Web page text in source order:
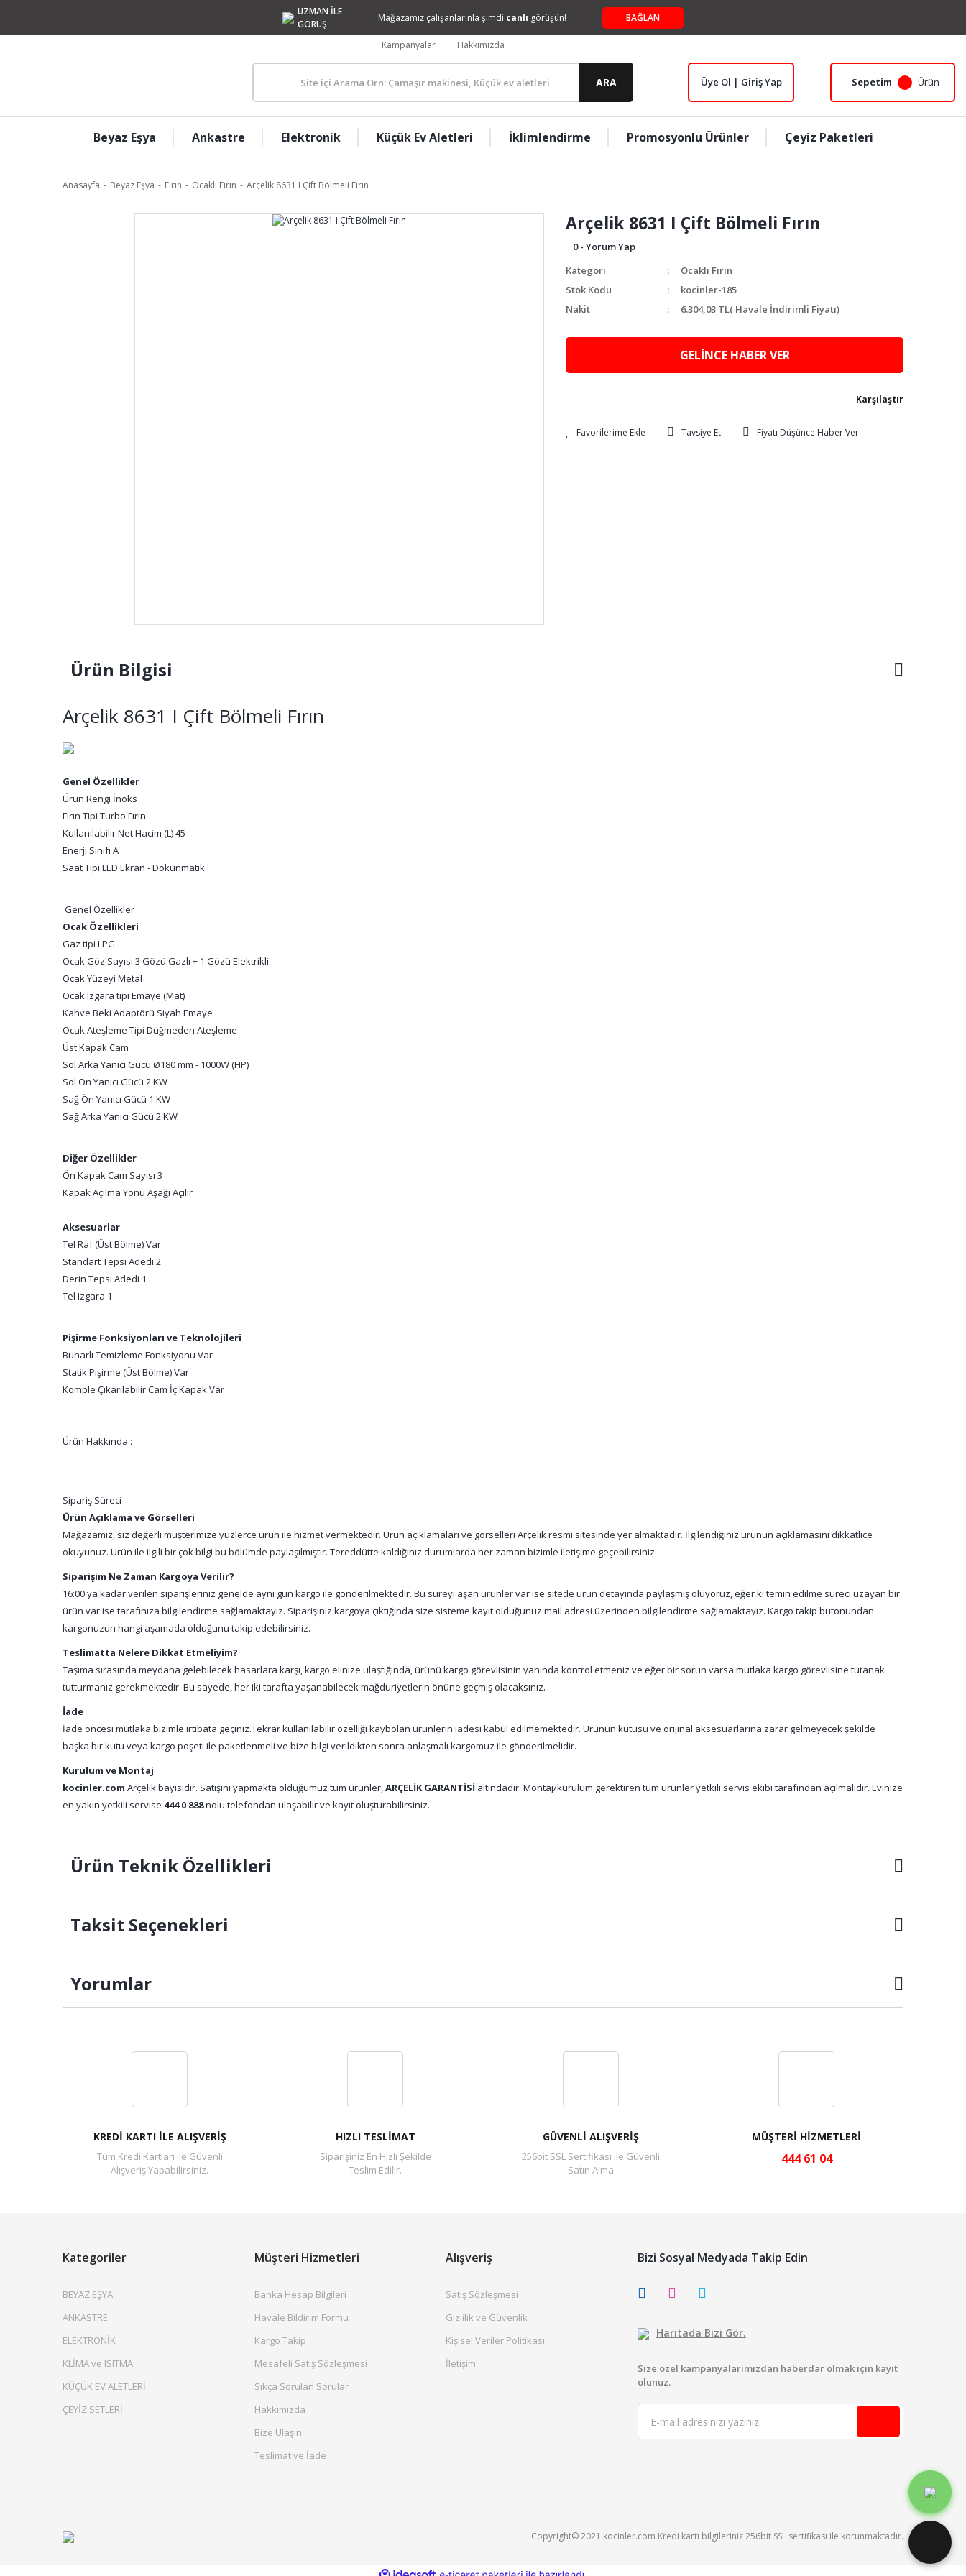
UZMAN İLE
GÖRÜŞ
Mağazamız çalışanlarınla şimdi canlı görüşün! BAĞLAN
Kampanyalar Hakkımızda
ARA Üye Ol | Giriş Yap Sepetim Ürün
Beyaz Eşya Ankastre Elektronik Küçük Ev Aletleri İklimlendirme Promosyonlu Ürünler Çeyiz Paketleri
Anasayfa Beyaz Eşya Fırın Ocaklı Fırın Arçelik 8631 I Çift Bölmeli Fırın
Arçelik 8631 I Çift Bölmeli Fırın
0 - Yorum Yap
Kategori
Ocaklı Fırın
Stok Kodu
kocinler-185
Nakit
6.304,03 TL( Havale İndirimli Fiyatı)
GELİNCE HABER VER
Karşılaştır
Tavsiye Et Fiyatı Düşünce Haber Ver
Ürün Bilgisi
Arçelik 8631 I Çift Bölmeli Fırın
Genel Özellikler
Ürün Rengi İnoks
Fırın Tipi Turbo Fırın
Kullanılabilir Net Hacim (L) 45
Enerji Sınıfı A
Saat Tipi LED Ekran - Dokunmatik
Genel Özellikler
Ocak Özellikleri
Gaz tipi LPG
Ocak Göz Sayısı 3 Gözü Gazlı + 1 Gözü Elektrikli
Ocak Yüzeyi Metal
Ocak Izgara tipi Emaye (Mat)
Kahve Beki Adaptörü Siyah Emaye
Ocak Ateşleme Tipi Düğmeden Ateşleme
Üst Kapak Cam
Sol Arka Yanıcı Gücü Ø180 mm - 1000W (HP)
Sol Ön Yanıcı Gücü 2 KW
Sağ Ön Yanıcı Gücü 1 KW
Sağ Arka Yanıcı Gücü 2 KW
Diğer Özellikler
Ön Kapak Cam Sayısı 3
Kapak Açılma Yönü Aşağı Açılır
Aksesuarlar
Tel Raf (Üst Bölme) Var
Standart Tepsi Adedi 2
Derin Tepsi Adedi 1
Tel Izgara 1
Pişirme Fonksiyonları ve Teknolojileri
Buharlı Temizleme Fonksiyonu Var
Statik Pişirme (Üst Bölme) Var
Komple Çıkarılabilir Cam İç Kapak Var
Ürün Hakkında :
Sipariş Süreci
Ürün Açıklama ve Görselleri
Mağazamız, siz değerli müşterimize yüzlerce ürün ile hizmet vermektedir. Ürün açıklamaları ve görselleri Arçelik resmi sitesinde yer almaktadır. İlgilendiğiniz ürünün açıklamasını dikkatlice
okuyunuz. Ürün ile ilgili bir çok bilgi bu bölümde paylaşılmıştır. Tereddütte kaldığınız durumlarda her zaman bizimle iletişime geçebilirsiniz.
Siparişim Ne Zaman Kargoya Verilir?
16:00'ya kadar verilen siparişleriniz genelde aynı gün kargo ile gönderilmektedir. Bu süreyi aşan ürünler var ise sitede ürün detayında paylaşmış oluyoruz, eğer ki temin edilme süreci uzayan bir
ürün var ise tarafınıza bilgilendirme sağlamaktayız. Siparişiniz kargoya çıktığında size sisteme kayıt olduğunuz mail adresi üzerinden bilgilendirme sağlamaktayız. Kargo takip butonundan
kargonuzun hangi aşamada olduğunu takip edebilirsiniz.
Teslimatta Nelere Dikkat Etmeliyim?
Taşıma sırasında meydana gelebilecek hasarlara karşı, kargo elinize ulaştığında, ürünü kargo görevlisinin yanında kontrol etmeniz ve eğer bir sorun varsa mutlaka kargo görevlisine tutanak
tutturmanız gerekmektedir. Bu sayede, her iki tarafta yaşanabilecek mağduriyetlerin önüne geçmiş olacaksınız.
İade
İade öncesi mutlaka bizimle irtibata geçiniz.Tekrar kullanılabilir özelliği kaybolan ürünlerin iadesi kabul edilmemektedir. Ürünün kutusu ve orijinal aksesuarlarına zarar gelmeyecek şekilde
başka bir kutu veya kargo poşeti ile paketlenmeli ve bize bilgi verildikten sonra anlaşmalı kargomuz ile gönderilmelidir.
Kurulum ve Montaj
kocinler.com Arçelik bayisidir. Satışını yapmakta olduğumuz tüm ürünler,ARÇELİK GARANTİSİ altındadır. Montaj/kurulum gerektiren tüm ürünler yetkili servis ekibi tarafından açılmalıdır. Evinize
en yakın yetkili servise 444 0 888nolu telefondan ulaşabilir ve kayıt oluşturabilirsiniz.
Ürün Teknik Özellikleri
Taksit Seçenekleri
Yorumlar
KREDİ KARTI İLE ALIŞVERİŞ
Tüm Kredi Kartları ile Güvenli
Alışveriş Yapabilirsiniz.
HIZLI TESLİMAT
Siparişiniz En Hızlı Şekilde
Teslim Edilir.
GÜVENLİ ALIŞVERİŞ
256bit SSL Sertifikası ile Güvenli
Satın Alma
MÜŞTERİ HİZMETLERİ
444 61 04
Kategoriler
BEYAZ EŞYA
ANKASTRE
ELEKTRONİK
KLİMA ve ISITMA
KÜÇÜK EV ALETLERİ
ÇEYİZ SETLERİ
Müşteri Hizmetleri
Banka Hesap Bilgileri
Havale Bildirim Formu
Kargo Takip
Mesafeli Satış Sözleşmesi
Sıkça Sorulan Sorular
Hakkımızda
Bize Ulaşın
Teslimat ve İade
Alışveriş
Satış Sözleşmesi
Gizlilik ve Güvenlik
Kişisel Veriler Politikası
İletişim
Bizi Sosyal Medyada Takip Edin
Haritada Bizi Gör.
Size özel kampanyalarımızdan haberdar olmak için kayıt
olunuz.
Copyright© 2021 kocinler.com Kredi kartı bilgileriniz 256bit SSL sertifikası ile korunmaktadır.